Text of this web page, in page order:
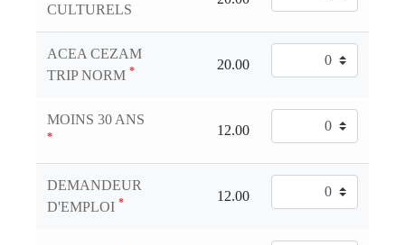
CULTURELS
ACEA CEZAM
TRIP NORM *
MOINS 30 ANS
*
DEMANDEUR
D'EMPLOI *